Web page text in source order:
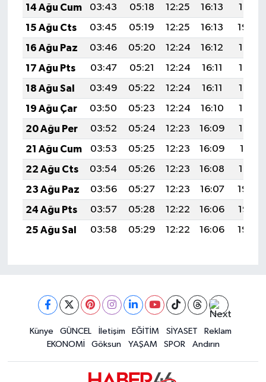
14 Ağu Cum
03:43 05:18 12:25 16:13
19:21
15 Ağu Cts
03:45 05:19 12:25 16:13
19:20
16 Ağu Paz
03:46 05:20 12:24 16:12
19:18
17 Ağu Pts
03:47 05:21 12:24 16:11
19:17
18 Ağu Sal
03:49 05:22 12:24 16:11
19:16
19 Ağu Çar
03:50 05:23 12:24 16:10
19:14
20 Ağu Per
03:52 05:24 12:23 16:09
19:13
21 Ağu Cum
03:53 05:25 12:23 16:09
19:11
22 Ağu Cts
03:54 05:26 12:23 16:08
19:10
23 Ağu Paz
03:56 05:27 12:23 16:07
19:08
24 Ağu Pts
03:57 05:28 12:22 16:06
19:07
25 Ağu Sal
03:58 05:29 12:22 16:06 19:05
Künye GÜNCEL İletişim EĞİTİM SİYASET
Reklam
EKONOMİ
Göksun YAŞAM SPOR Andırın
BİLİM VE TEKNOLOJİ
YARIŞMALAR
TANITIM
HABERDE İNSAN